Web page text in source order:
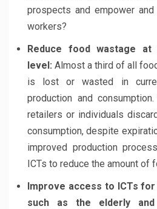
prospects and empower
workers?
Reduce food wastage at
level: Almost a third of all
is lost or wasted in
production and
retailers or individuals
consumption, despite
improved production
ICTs to reduce the amount of
Improve access to ICTs
such as the elderly and